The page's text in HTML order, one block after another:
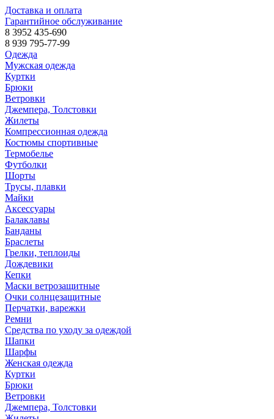
Доставка и оплата
Гарантийное обслуживание
8 3952 435-690
8 939 795-77-99
Одежда
Мужская одежда
Куртки
Брюки
Ветровки
Джемпера, Толстовки
Жилеты
Компрессионная одежда
Костюмы спортивные
Термобелье
Футболки
Шорты
Трусы, плавки
Майки
Аксессуары
Балаклавы
Банданы
Браслеты
Грелки, теплоиды
Дождевики
Кепки
Маски ветрозащитные
Очки солнцезащитные
Перчатки, варежки
Ремни
Средства по уходу за одеждой
Шапки
Шарфы
Женская одежда
Куртки
Брюки
Ветровки
Джемпера, Толстовки